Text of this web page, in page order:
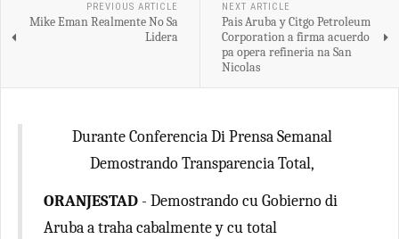
PREVIOUS ARTICLE
Mike Eman Realmente No Sa
Lidera
NEXT ARTICLE
Pais Aruba y Citgo Petroleum
Corporation a firma acuerdo
pa opera refineria na San
Nicolas
Durante Conferencia Di Prensa Semanal
Demostrando Transparencia Total,
ORANJESTAD - Demostrando cu Gobierno di
Aruba a traha cabalmente y cu total